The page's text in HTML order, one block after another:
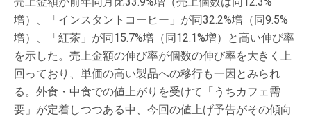
増）、「インスタントコーヒー」が同32.2%増（同9.5%
増）、「紅茶」が同15.7%増（同12.1%増）と高い伸び率
を示した。売上金額の伸び率が個数の伸び率を大きく上
回っており、単価の高い製品への移行も一因とみられ
る。外食・中食での値上がりを受けて「うちカフェ需
要」が定着しつつある中、今回の値上げ予告がその傾向